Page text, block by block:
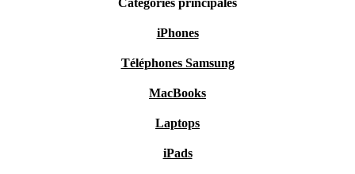
Catégories principales
iPhones
Téléphones Samsung
MacBooks
Laptops
iPads